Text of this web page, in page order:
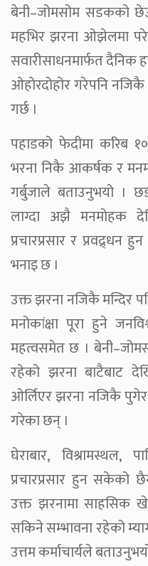
बेनी–जोमसोम सडकको
महभिर झरना ओझेलमा
सवारीसाधनमार्फत दैनिक
ओहोरदोहोर गरेपनि
गर्छ ।
पहाडको फेदीमा करिब
भरना निकै आकर्षक र
गर्बुजाले बताउनुभयो ।
लाग्दा अझै मनमोहक
प्रचारप्रसार र
भनाइ छ ।
उक्त झरना नजिकै मन्दिर
मनोकांक्षा पूरा हुने
महत्वसमेत छ ।
रहेको झरना बाटैबाट
ओर्लिएर झरना नजिकै
गरेका छन् ।
घेराबार, विश्रामस्थल,
प्रचारप्रसार हुन सकेको
उक्त झरनामा साहसिक
सकिने सम्भावना रहेको
उत्तम कर्माचार्यले